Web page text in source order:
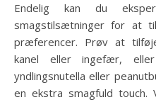
Endelig kan du
smagstilsætninger for at
præferencer. Prøv at
kanel eller ingefær,
yndlingsnutella eller
en ekstra smagfuld